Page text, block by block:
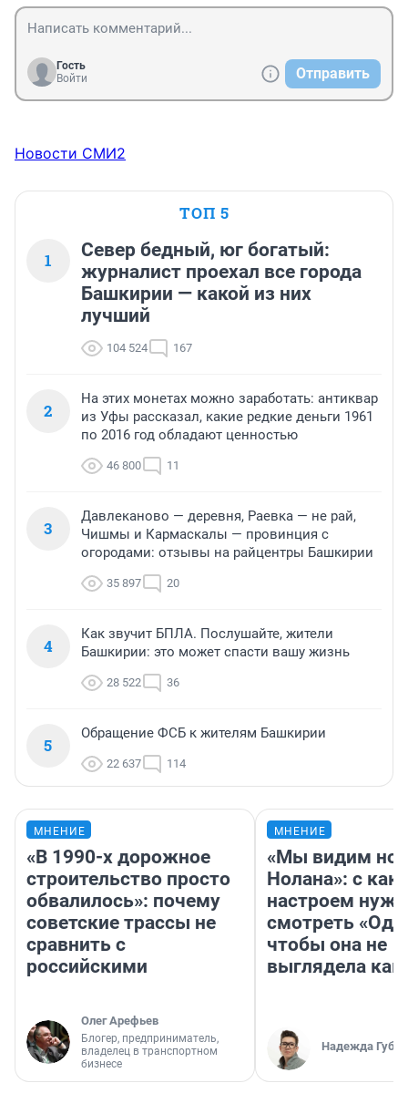
Гость
Войти
Отправить
Новости СМИ2
ТОП 5
1
Север бедный, юг богатый:
журналист проехал все города
Башкирии — какой из них
лучший
104 524 167
2
На этих монетах можно заработать: антиквар
из Уфы рассказал, какие редкие деньги 1961
по 2016 год обладают ценностью
46 800 11
3
Давлеканово — деревня, Раевка — не рай,
Чишмы и Кармаскалы — провинция с
огородами: отзывы на райцентры Башкирии
35 897 20
4
Как звучит БПЛА. Послушайте, жители
Башкирии: это может спасти вашу жизнь
28 522 36
5
Обращение ФСБ к жителям Башкирии
22 637 114
МНЕНИЕ
«В 1990-х дорожное
строительство просто
обвалилось»: почему
советские трассы не
сравнить с
российскими
Олег Арефьев
Блогер, предприниматель,
владелец в транспортном
бизнесе
МНЕНИЕ
«Мы видим
Нолана»: с
настроем
смотреть
чтобы она не
выглядела как
Надежда